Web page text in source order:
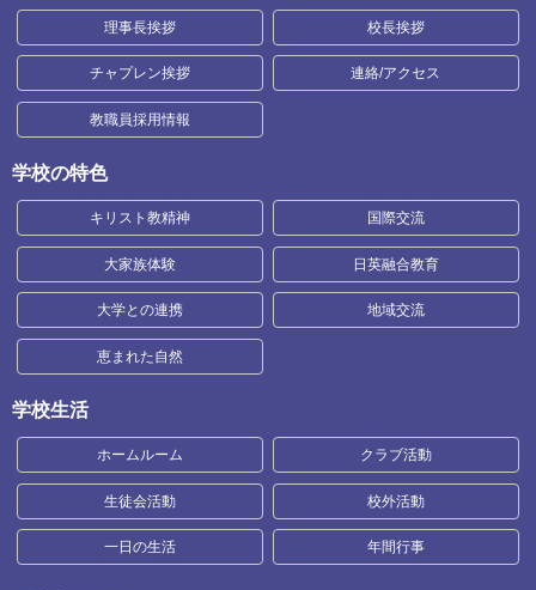
理事長挨拶 校長挨拶
チャプレン挨拶 連絡/アクセス
教職員採用情報
学校の特色
キリスト教精神 国際交流
大家族体験 日英融合教育
大学との連携 地域交流
恵まれた自然
学校生活
ホームルーム クラブ活動
生徒会活動 校外活動
一日の生活 年間行事